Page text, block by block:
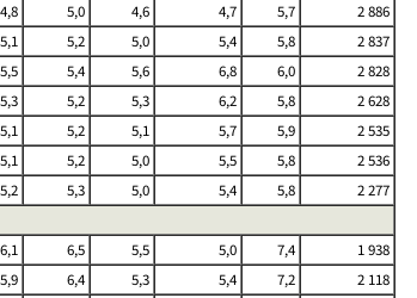
4,8 5,0 4,6 4,7 5,7
2 886
5,1 5,2 5,0 5,4 5,8
2 837
5,5 5,4 5,6 6,8 6,0
2 828
5,3 5,2 5,3 6,2 5,8
2 628
5,1 5,2 5,1 5,7 5,9
2 535
5,1 5,2 5,0 5,5 5,8
2 536
5,2 5,3 5,0 5,4 5,8
2 277
6,1 6,5 5,5 5,0 7,4
1 938
5,9 6,4 5,3 5,4 7,2
2 118